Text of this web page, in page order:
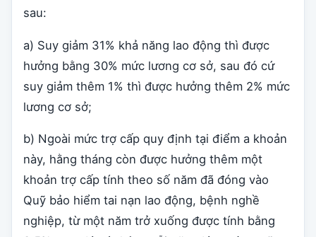
sau:
a) Suy giảm 31% khả năng lao động thì được
hưởng bằng 30% mức lương cơ sở, sau đó cứ
suy giảm thêm 1% thì được hưởng thêm 2% mức
lương cơ sở;
b) Ngoài mức trợ cấp quy định tại điểm a khoản
này, hằng tháng còn được hưởng thêm một
khoản trợ cấp tính theo số năm đã đóng vào
Quỹ bảo hiểm tai nạn lao động, bệnh nghề
nghiệp, từ một năm trở xuống được tính bằng